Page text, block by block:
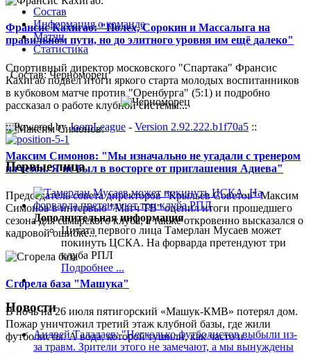
Франсис Кахигао: "Полех, Сорокин и Массалыга на
правильном пути, но до элитного уровня им ещё далеко"
Спортивный директор московского "Спартака" Франсис
Кахигао подвел итоги яркого старта молодых воспитанников
в кубковом матче против "Оренбурга" (5:1) и подробно
рассказал о работе клубной системы...
Максим Симонов: "Мы изначально не угадали с тренером
на сезон. Я не был в восторге от приглашения Адиева"
Председатель совета директоров "Крыльев Советов" Максим
Симонов в интервью "Матч ТВ" оценил итоги прошедшего
сезона для самарского клуба, а также откровенно высказался о
кадровой ошибке...
Сгорела база "Машука"
В ночь на 26 июля пятигорский «Машук-КМВ» потерял дом.
Пожар уничтожил третий этаж клубной базы, где жили
футболисты. А вода, которой тушили, как часто и...
Состав
Информация о команде
Матчи
Статистика
Состав: Черноморец
:: Powered byJoomLeague - Version 2.92.222.b1f70a5 ::
Первые лица
Дополнительная информация
Цитата первого лица Тамерлан Мусаев может
покинуть ЦСКА. На форварда претендуют три
клуба РПЛ
Подробнее ...
Новости
Андрей Талалаев: "Несколько футболистов выбыли из-
за травм. Зрители этого не замечают, а мы вынуждены